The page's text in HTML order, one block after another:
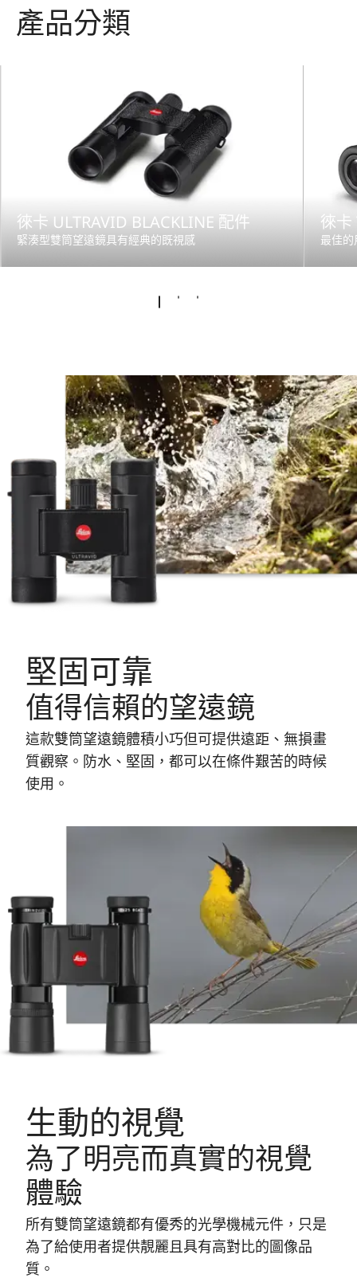
產品分類
徠卡 ULTRAVID BLACKLINE 配件
緊湊型雙筒望遠鏡具有經典的既視感
徠卡
最佳
堅固可靠
值得信賴的望遠鏡
這款雙筒望遠鏡體積小巧但可提供遠距、無損畫
質觀察。防水、堅固，都可以在條件艱苦的時候
使用。
生動的視覺
為了明亮而真實的視覺
體驗
所有雙筒望遠鏡都有優秀的光學機械元件，只是
為了給使用者提供靚麗且具有高對比的圖像品
質。